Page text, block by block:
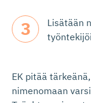
Lisätään
EK pitää
nimenomaan